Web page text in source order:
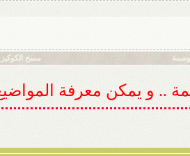
مسح الكوكيز
.. و يمكن معرفة